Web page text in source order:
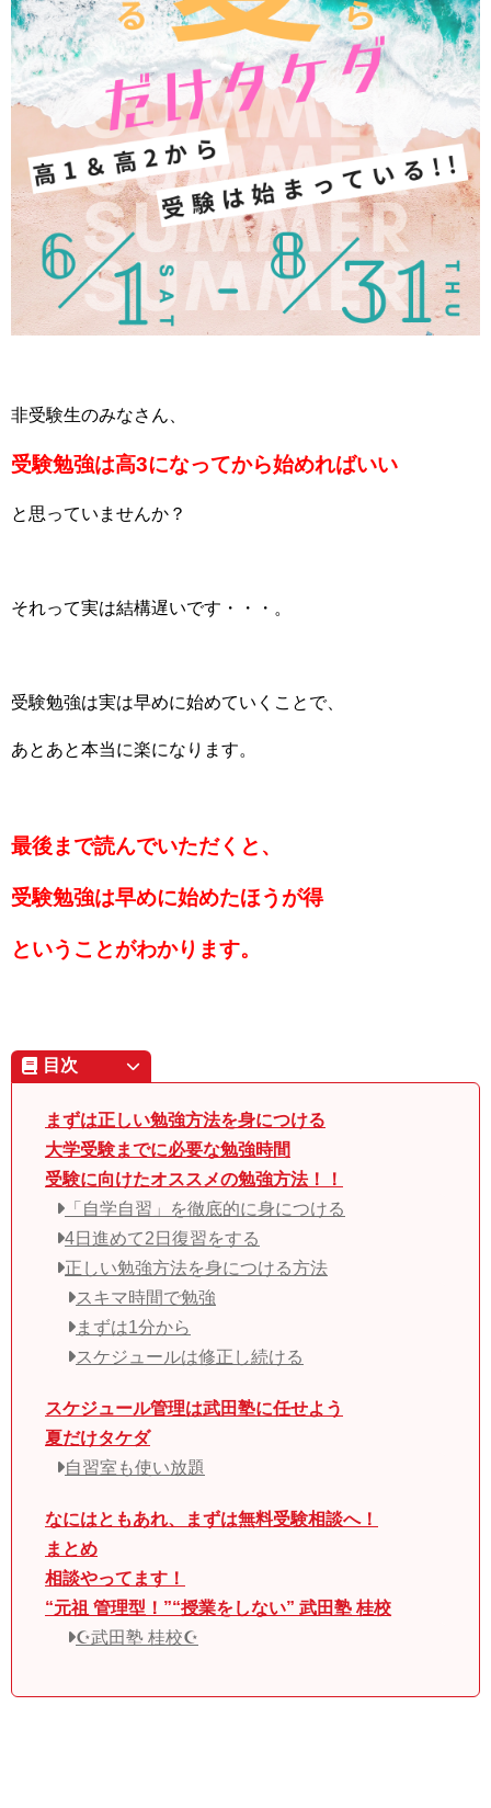
非受験生のみなさん、
受験勉強は高3になってから始めればいい
と思っていませんか？
それって実は結構遅いです・・・。
受験勉強は実は早めに始めていくことで、
あとあと本当に楽になります。
最後まで読んでいただくと、
受験勉強は早めに始めたほうが得
ということがわかります。
目次
まずは正しい勉強方法を身につける
大学受験までに必要な勉強時間
受験に向けたオススメの勉強方法！！
「自学自習」を徹底的に身につける
4日進めて2日復習をする
正しい勉強方法を身につける方法
スキマ時間で勉強
まずは1分から
スケジュールは修正し続ける
スケジュール管理は武田塾に任せよう
夏だけタケダ
自習室も使い放題
なにはともあれ、まずは無料受験相談へ！
まとめ
相談やってます！
“元祖 管理型！”“授業をしない” 武田塾 桂校
☪︎武田塾 桂校☪︎